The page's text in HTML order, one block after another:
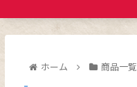
ホーム 商品一覧